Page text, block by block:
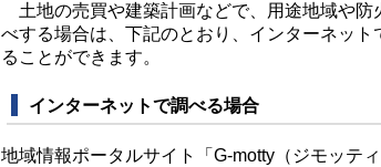
土地の売買や建築計画などで、用途地域や防
べする場合は、下記のとおり、インターネッ
ることができます。
インターネットで調べる場合
地域情報ポータルサイト「G-motty（ジモッテ